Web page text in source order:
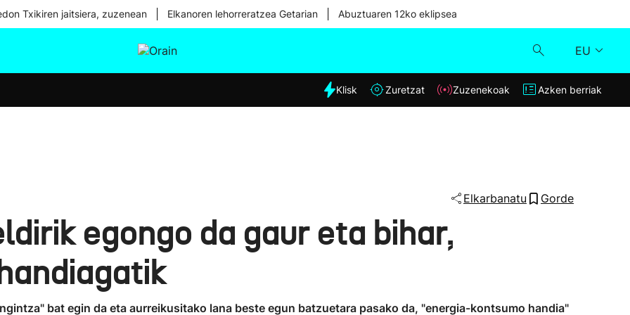
Txikiren jaitsiera, zuzenean Elkanoren lehorreratzea Getarian Abuztuaren 12ko eklipsea
EU
Eguraldia
Klisk
Klisk Zuretzat Zuzenekoak Azken berriak
Elkarbanatu Gorde
egongo da gaur eta bihar,
bat egin da eta aurreikusitako lana beste egun batzuetara pasako da, "energia-kontsumo handia"